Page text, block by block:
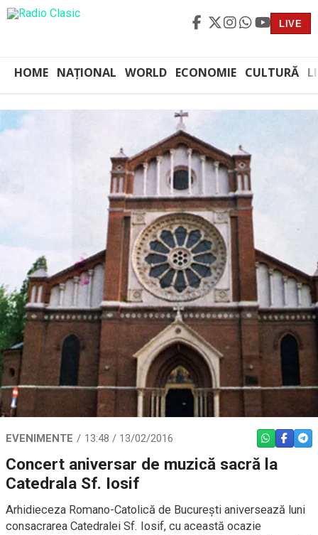
LIVE
HOME NAȚIONAL WORLD ECONOMIE CULTURĂ
EVENIMENTE 13:48 / 13/02/2016 WHATSAPP
Concert aniversar de muzică sacră la
Catedrala Sf. Iosif
Arhidieceza Romano-Catolică de București aniversează luni
consacrarea Catedralei Sf. Iosif, cu această ocazie